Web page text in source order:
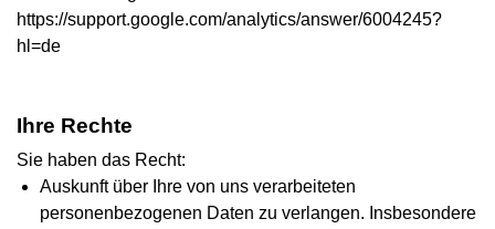
https://support.google.com/analytics/answer/6004245?
hl=de
Ihre Rechte
Sie haben das Recht:
Auskunft über Ihre von uns verarbeiteten
personenbezogenen Daten zu verlangen. Insbesondere